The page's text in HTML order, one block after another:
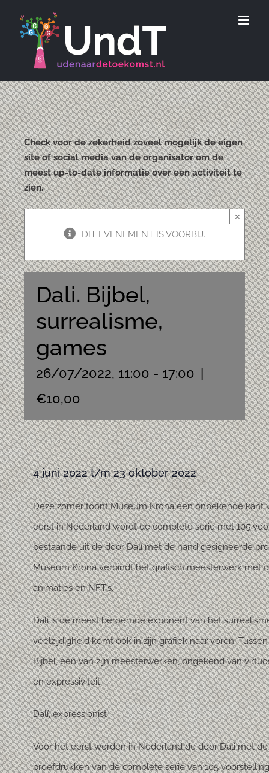
Check voor de zekerheid zoveel mogelijk de eigen
site of social media van de organisator om de
meest up-to-date informatie over een activiteit te
zien.
DIT EVENEMENT IS VOORBIJ.
×
Dali. Bijbel,
surrealisme,
games
26/07/2022, 11:00 - 17:00 |
€10,00
4 juni 2022 t/m 23 oktober 2022
Deze zomer toont Museum Krona een onbekende kant
eerst in Nederland wordt de complete serie met 105
bestaande uit de door Dalí met de hand gesigneerde
Museum Krona verbindt het grafisch meesterwerk met
animaties en NFT’s.
Dali is de meest beroemde exponent van het
veelzijdigheid komt ook in zijn grafiek naar voren.
Bijbel, een van zijn meesterwerken, ongekend van
en expressiviteit.
Dalí, expressionist
Voor het eerst worden in Nederland de door Dali met
proefdrukken van de complete serie van 105